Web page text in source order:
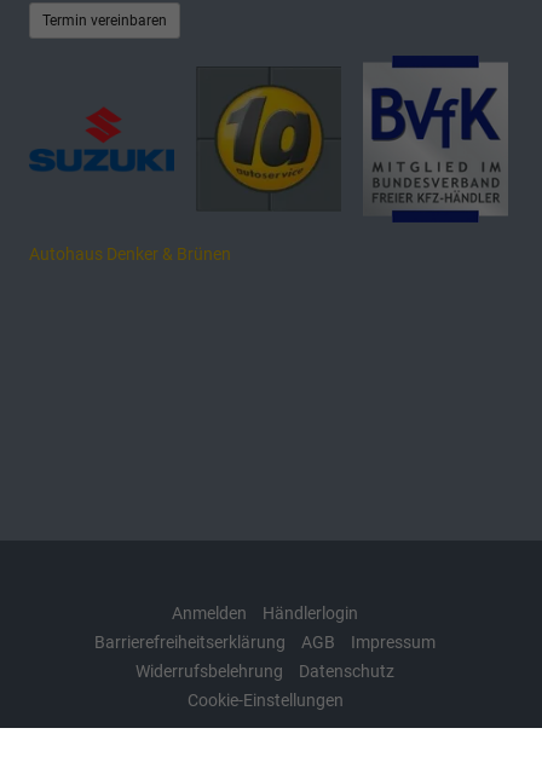
Termin vereinbaren
Autohaus Denker & Brünen
Anmelden
Händlerlogin
Barrierefreiheitserklärung
AGB
Impressum
Widerrufsbelehrung
Datenschutz
Cookie-Einstellungen